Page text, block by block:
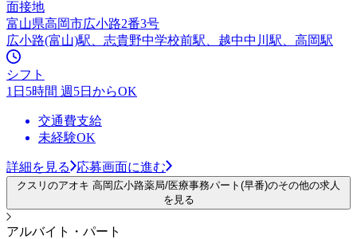
面接地
富山県高岡市広小路2番3号
広小路(富山)駅、志貴野中学校前駅、越中中川駅、高岡駅
シフト
1日5時間 週5日からOK
交通費支給
未経験OK
詳細を見る 応募画面に進む
クスリのアオキ 高岡広小路薬局/医療事務パート(早番)のその他の求人
を見る
アルバイト・パート